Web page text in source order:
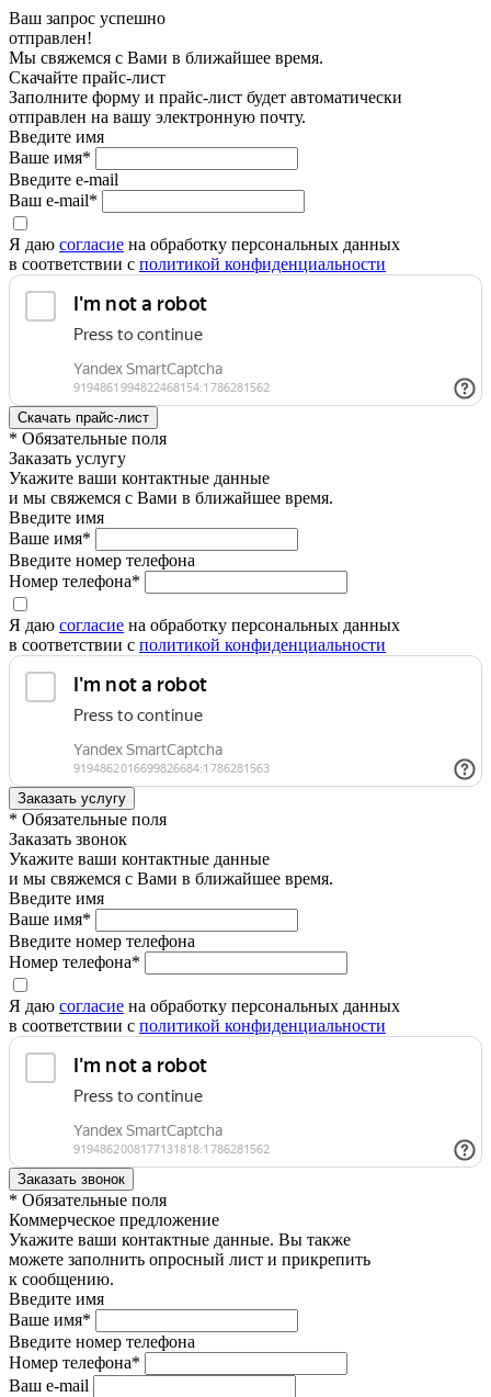
Ваш запрос успешно
отправлен!
Мы свяжемся с Вами в ближайшее время.
Скачайте прайс-лист
Заполните форму и прайс-лист будет автоматически
отправлен на вашу электронную почту.
Введите имя
Ваше имя*
Введите e-mail
Ваш e-mail*
Я даю согласие на обработку персональных данных
в соответствии с политикой конфиденциальности
* Обязательные поля
Заказать услугу
Укажите ваши контактные данные
и мы свяжемся с Вами в ближайшее время.
Введите имя
Ваше имя*
Введите номер телефона
Номер телефона*
Я даю согласие на обработку персональных данных
в соответствии с политикой конфиденциальности
* Обязательные поля
Заказать звонок
Укажите ваши контактные данные
и мы свяжемся с Вами в ближайшее время.
Введите имя
Ваше имя*
Введите номер телефона
Номер телефона*
Я даю согласие на обработку персональных данных
в соответствии с политикой конфиденциальности
* Обязательные поля
Коммерческое предложение
Укажите ваши контактные данные. Вы также
можете заполнить опросный лист и прикрепить
к сообщению.
Введите имя
Ваше имя*
Введите номер телефона
Номер телефона*
Ваш e-mail